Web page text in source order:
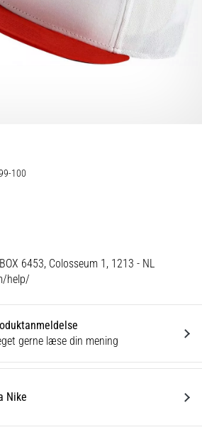
100
6453, Colosseum 1, 1213 - NL
help/
gerne læse din mening
Nike